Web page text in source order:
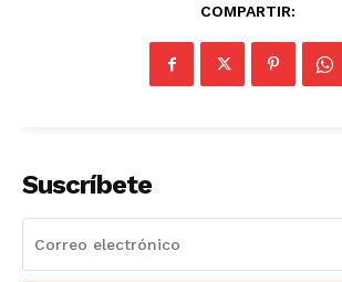
COMPARTIR:
Suscríbete